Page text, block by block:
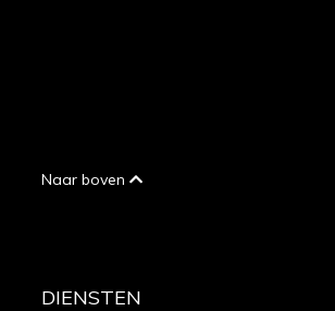
Naar boven
DIENSTEN